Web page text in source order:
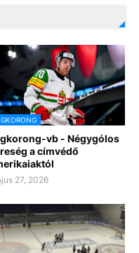
vb - Négygólos
a címvédő
27, 2026